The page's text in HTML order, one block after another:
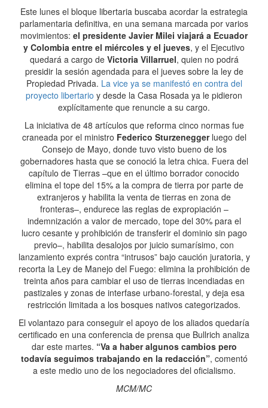
Este lunes el bloque libertaria buscaba acordar la estrategia
parlamentaria definitiva, en una semana marcada por varios
movimientos: el presidente Javier Milei viajará a Ecuador
y Colombia entre el miércoles y el jueves, y el Ejecutivo
quedará a cargo de Victoria Villarruel, quien no podrá
presidir la sesión agendada para el jueves sobre la ley de
Propiedad Privada. La vice ya se manifestó en contra del
proyecto libertario y desde la Casa Rosada ya le pidieron
explícitamente que renuncie a su cargo.
La iniciativa de 48 artículos que reforma cinco normas fue
craneada por el ministro Federico Sturzenegger luego del
Consejo de Mayo, donde tuvo visto bueno de los
gobernadores hasta que se conoció la letra chica. Fuera del
capítulo de Tierras –que en el último borrador conocido
elimina el tope del 15% a la compra de tierra por parte de
extranjeros y habilita la venta de tierras en zona de
fronteras–, endurece las reglas de expropiación –
indemnización a valor de mercado, tope del 30% para el
lucro cesante y prohibición de transferir el dominio sin pago
previo–, habilita desalojos por juicio sumarísimo, con
lanzamiento exprés contra “intrusos” bajo caución juratoria, y
recorta la Ley de Manejo del Fuego: elimina la prohibición de
treinta años para cambiar el uso de tierras incendiadas en
pastizales y zonas de interfase urbano-forestal, y deja esa
restricción limitada a los bosques nativos categorizados.
El volantazo para conseguir el apoyo de los aliados quedaría
certificado en una conferencia de prensa que Bullrich analiza
dar este martes. “Va a haber algunos cambios pero
todavía seguimos trabajando en la redacción”, comentó
a este medio uno de los negociadores del oficialismo.
MCM/MC